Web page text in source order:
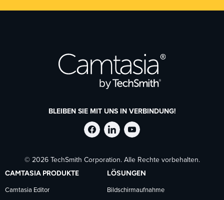
BLEIBEN SIE MIT UNS IN VERBINDUNG!
TechSmith
auf
Facebook
TechSmith
auf
LinkedIn
TechSmith
auf
YouTube
© 2026 TechSmith Corporation. Alle Rechte vorbehalten.
CAMTASIA PRODUKTE
Camtasia Editor
LÖSUNGEN
Bildschirmaufnahme